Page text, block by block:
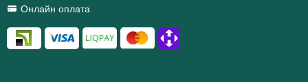
Онлайн оплата